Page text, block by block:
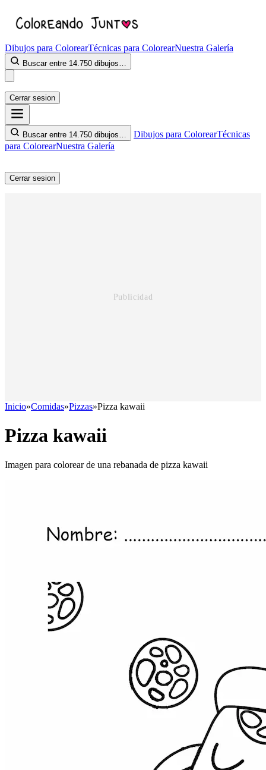
Dibujos para ColorearTécnicas para ColorearNuestra Galería
Buscar entre 14.750 dibujos…
Cerrar sesion
Buscar entre 14.750 dibujos… Dibujos para ColorearTécnicas
para ColorearNuestra Galería
Cerrar sesion
Inicio»Comidas»Pizzas»Pizza kawaii
Pizza kawaii
Imagen para colorear de una rebanada de pizza kawaii